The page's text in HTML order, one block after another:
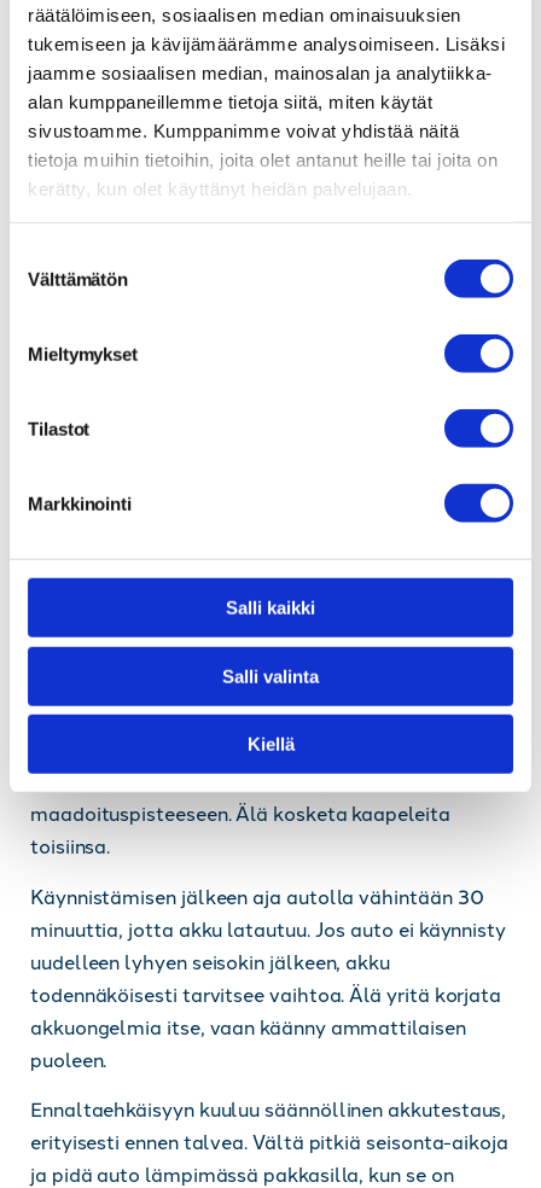
räätälöimiseen, sosiaalisen median ominaisuuksien
tukemiseen ja kävijämäärämme analysoimiseen. Lisäksi
jaamme sosiaalisen median, mainosalan ja analytiikka-
alan kumppaneillemme tietoja siitä, miten käytät
sivustoamme. Kumppanimme voivat yhdistää näitä
tietoja muihin tietoihin, joita olet antanut heille tai joita on
kerätty, kun olet käyttänyt heidän palvelujaan.
Välttämätön
Mieltymykset
Tilastot
Markkinointi
Salli kaikki
Salli valinta
Kiellä
elektroniikka toimii epävarmasti, on aika tarkistaa
12 V -akun kunto.
Säännöllinen akkutestaus auttaa havaitsemaan
heikkenemisen ennen täydellistä vikaantumista.
Ammattilainen voi mitata akun jännitteen,
kapasiteetin ja sisäisen vastuksen, jotka paljastavat
akun todellisen kunnon.
Mitä tehdä, kun
sähköauton 12 V -akku on
tyhjentynyt?
Kun sähköauton 12 V -akku on tyhjentynyt, voit
perinteisessä autossa
. Kytke käynnistyskaapelit
Jos ongelma toistuu, ota yhteyttä ammattilaiseen
Käynnistysavun antaminen sähköautolle on
turvallista, kun noudatat oikeaa järjestystä:
punainen kaapeli ensin tyhjentyneeseen akkuun,
sitten avustavan auton plusnapaan, musta kaapeli
avustavan auton miinusnapaan ja lopuksi
maadoituspisteeseen. Älä kosketa kaapeleita
toisiinsa.
Käynnistämisen jälkeen aja autolla vähintään 30
minuuttia, jotta akku latautuu. Jos auto ei käynnisty
uudelleen lyhyen seisokin jälkeen, akku
todennäköisesti tarvitsee vaihtoa. Älä yritä korjata
akkuongelmia itse, vaan käänny ammattilaisen
puoleen.
Ennaltaehkäisyyn kuuluu säännöllinen akkutestaus,
erityisesti ennen talvea. Vältä pitkiä seisonta-aikoja
ja pidä auto lämpimässä pakkasilla, kun se on